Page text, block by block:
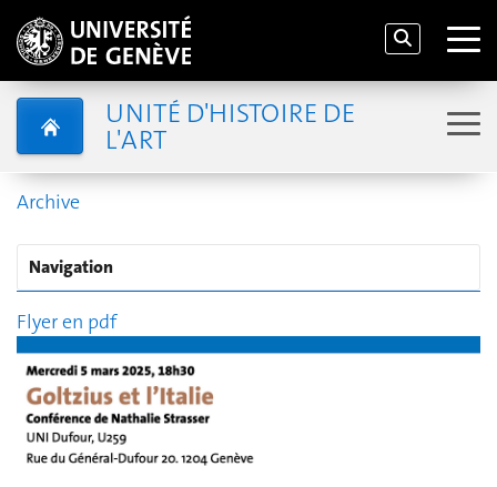
UNITÉ D'HISTOIRE DE
L'ART
Archive
Navigation
Flyer en pdf